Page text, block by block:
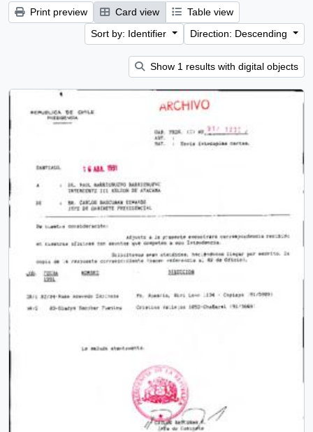
Print preview Card view
Table view
Sort by: Identifier
Direction: Descending
Show 1 results with digital objects